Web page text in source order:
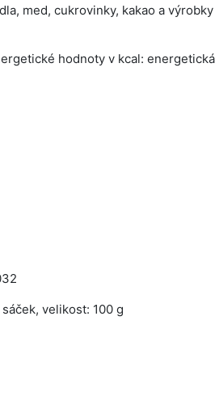
med, cukrovinky, kakao a
hodnoty v kcal:
velikost: 100 g